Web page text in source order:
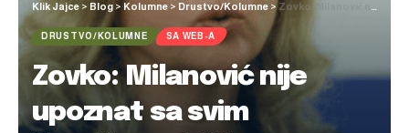
Klik Jajce > Blog >Kolumne > Drustvo/Kolumne >Zovko: Milanović nije upoznat sa svim Hrvatima u BiH. Plenković, Radman Grlić i ja radimo napore na međunarodnoj sceni
DRUSTVO/KOLUMNE SA WEB-A
Zovko: Milanović nije
upoznat sa svim